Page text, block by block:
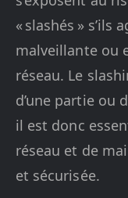
« slashés » s’ils
malveillante ou
réseau. Le
d’une partie ou
il est donc
réseau et de
et sécurisée.